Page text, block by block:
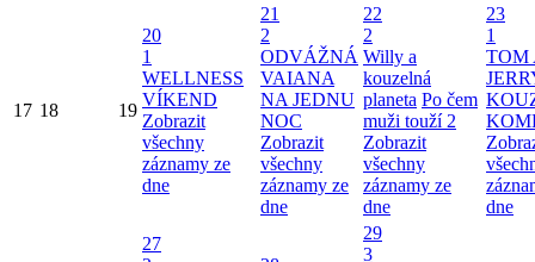
17 18 19
20
1
WELLNESS
VÍKEND
Zobrazit
všechny
záznamy ze
dne
21
2
ODVÁŽNÁ
VAIANA
NA JEDNU
NOC
Zobrazit
všechny
záznamy ze
dne
22
2
Willy a
kouzelná
planeta Po čem
muži touží 2
Zobrazit
všechny
záznamy ze
dne
23
1
TOM
dne
27
29
3